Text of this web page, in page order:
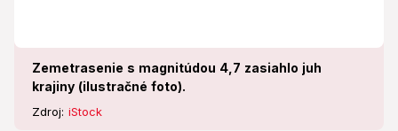
Zemetrasenie s magnitúdou 4,7 zasiahlo juh
krajiny (ilustračné foto).
Zdroj: iStock